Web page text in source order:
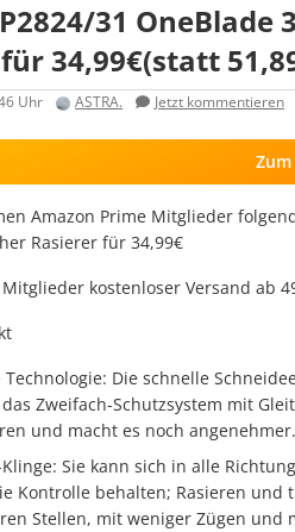
31 OneBlade
34,99€(statt
Uhr ASTRA. Jetzt kommentieren
Zum
Amazon Prime Mitglieder
Rasierer für 34,99€
kostenloser Versand ab
Technologie: Die schnelle
Zweifach-Schutzsystem mit
und macht es noch
Sie kann sich in alle
Kontrolle behalten; Rasieren und
Stellen, mit weniger Zügen und